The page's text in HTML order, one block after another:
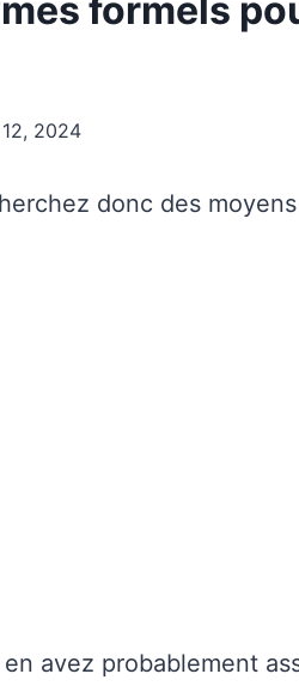
formels
2024
donc des
avez probablement